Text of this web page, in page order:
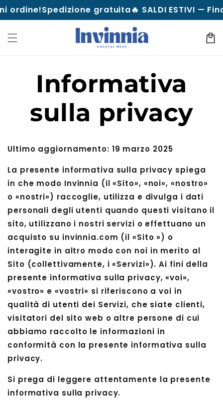
Vai al
contenuto
Spedizione gratuita🔥 SALDI ESTIVI — Fino
Informativa
sulla privacy
Ultimo aggiornamento: 19 marzo 2025
La presente informativa sulla privacy spiega
in che modo Invinnia (il «Sito», «noi», «nostro»
o «nostri») raccoglie, utilizza e divulga i dati
personali degli utenti quando questi visitano il
sito, utilizzano i nostri servizi o effettuano un
acquisto su invinnia.com (il «Sito ») o
interagite in altro modo con noi in merito al
Sito (collettivamente, i «Servizi»). Ai fini della
presente informativa sulla privacy, «voi»,
«vostro» e «vostri» si riferiscono a voi in
qualità di utenti dei Servizi, che siate clienti,
visitatori del sito web o altre persone di cui
abbiamo raccolto le informazioni in
conformità con la presente informativa sulla
privacy.
Si prega di leggere attentamente la presente
informativa sulla privacy.